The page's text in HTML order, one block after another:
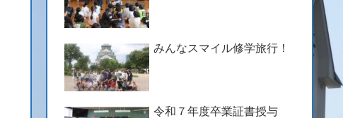
みんなスマイル修学旅行！
令和７年度卒業証書授与